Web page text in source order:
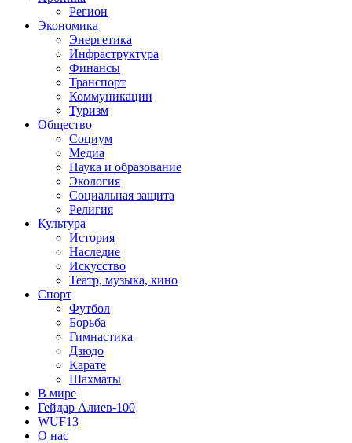
Регион
Экономика
Энергетика
Инфраструктура
Финансы
Транспорт
Коммуникации
Туризм
Общество
Социум
Медиа
Наука и образование
Экология
Социальная защита
Религия
Культура
История
Наследие
Искусство
Театр, музыка, кино
Спорт
Футбол
Борьба
Гимнастика
Дзюдо
Карате
Шахматы
В мире
Гейдар Алиев-100
WUF13
О нас